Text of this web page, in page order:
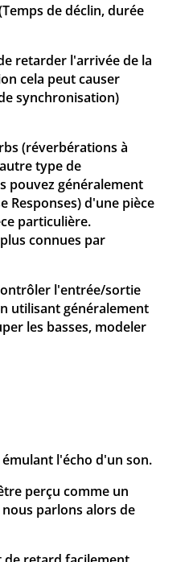
de déclin, durée
retarder l'arrivée de la
cela peut causer
synchronisation)
(réverbérations à
type de
pouvez généralement
Responses) d'une pièce
particulière.
connues par
l'entrée/sortie
utilisant généralement
les basses, modeler
l'écho d'un son.
perçu comme un
parlons alors de